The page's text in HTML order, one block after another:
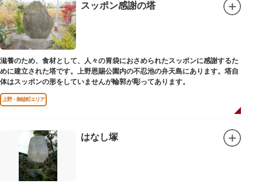
スッポン感謝の塔
滋養のため、食材として、人々の胃袋におさめられたスッポンに感謝するた
めに建立された塔です。上野恩賜公園内の不忍池の弁天島にあります。塔自
体はスッポンの形をしていませんが輪郭が彫ってあります。
上野・御徒町エリア
はなし塚